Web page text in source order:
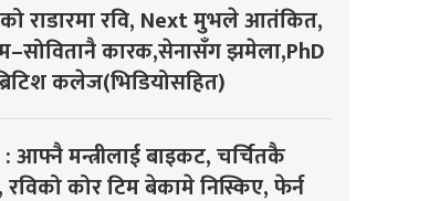
राडारमा रवि, Next मुभले आतंकित,
कारक,सेनासँग झमेला,PhD
कलेज(भिडियोसहित)
आफ्नै मन्त्रीलाई बाइकट, चर्चितकै
रविको कोर टिम बेकामे निस्किए, फेर्न